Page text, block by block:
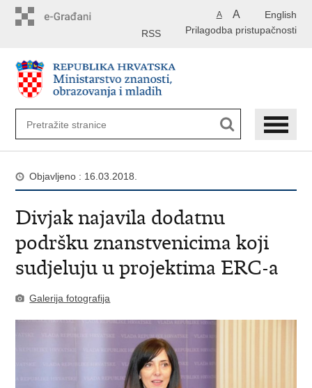
English
A A
Prilagodba pristupačnosti
RSS
Objavljeno : 16.03.2018.
Divjak najavila dodatnu
podršku znanstvenicima koji
sudjeluju u projektima ERC-a
Galerija fotografija